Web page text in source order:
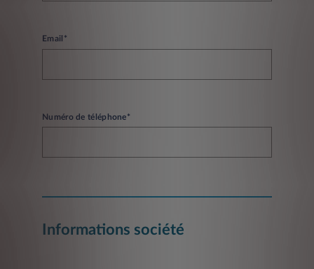
Email*
Numéro de téléphone*
Informations société